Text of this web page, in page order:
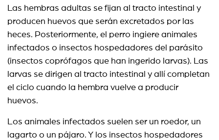
Las hembras adultas se fijan al tracto intestinal y
producen huevos que serán excretados por las
heces. Posteriormente, el perro ingiere animales
infectados o insectos hospedadores del parásito
(insectos coprófagos que han ingerido larvas). Las
larvas se dirigen al tracto intestinal y allí completan
el ciclo cuando la hembra vuelve a producir
huevos.
Los animales infectados suelen ser un roedor, un
lagarto o un pájaro. Y los insectos hospedadores